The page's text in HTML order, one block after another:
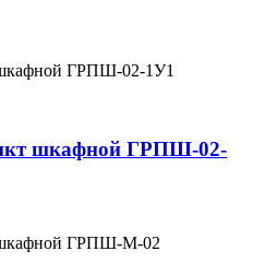
шкафной ГРПШ-02-